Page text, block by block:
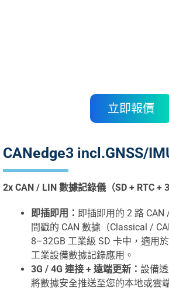
立即報價
CANedge3 incl.GNSS/
2x CAN / LIN 數據記錄儀（SD + RTC +
即插即用： 即插即用的 2 路
間戳的 CAN 數據（Classical /
8–32GB 工業級 SD 卡中，適用
工業設備數據記錄應用。
3G / 4G 連接 + 遠端更新： 設備
將數據安全推送至您的本地或雲